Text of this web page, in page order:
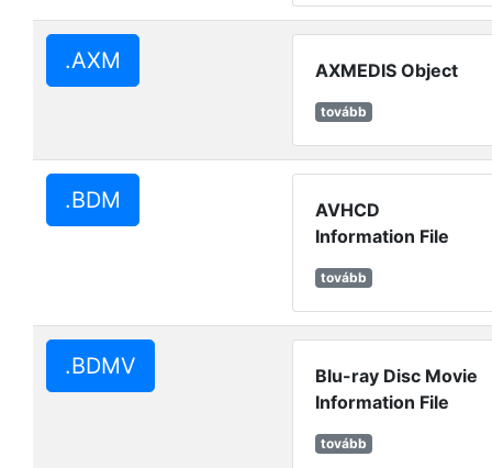
.AXM AXMEDIS Object
tovább
.BDM
AVHCD
Information File
tovább
.BDMV
Blu-ray Disc Movie
Information File
tovább